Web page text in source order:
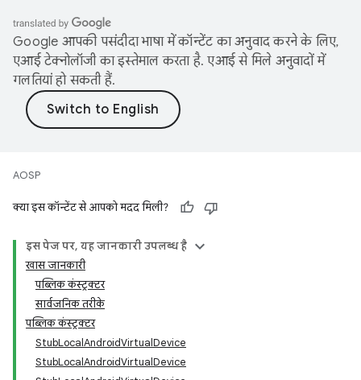
Google आपकी पसंदीदा भाषा में कॉन्टेंट का अनुवाद करने के लिए,
एआई टेक्नोलॉजी का इस्तेमाल करता है. एआई से मिले अनुवादों में
गलतियां हो सकती हैं.
AOSP
क्या इस कॉन्टेंट से आपको मदद मिली?
इस पेज पर, यह जानकारी उपलब्ध है
खास जानकारी
पब्लिक कंस्ट्रक्टर
सार्वजनिक तरीके
पब्लिक कंस्ट्रक्टर
StubLocalAndroidVirtualDevice
StubLocalAndroidVirtualDevice